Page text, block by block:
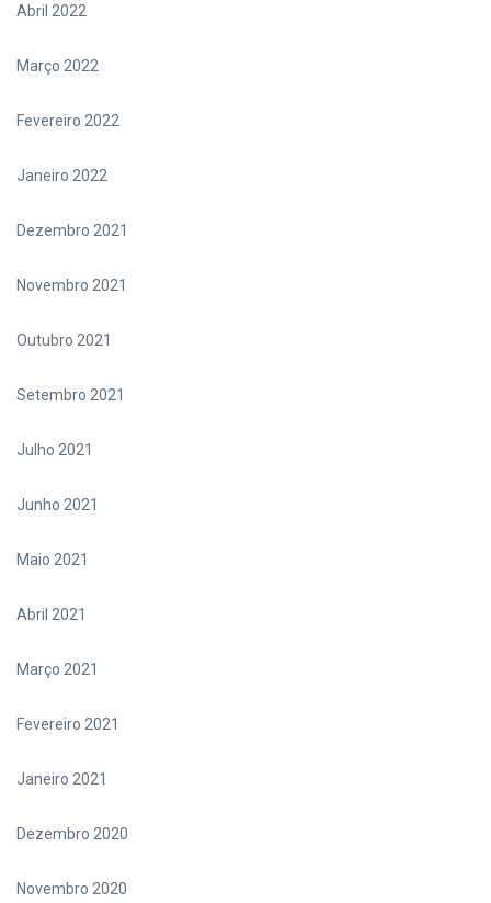
Abril 2022
Março 2022
Fevereiro 2022
Janeiro 2022
Dezembro 2021
Novembro 2021
Outubro 2021
Setembro 2021
Julho 2021
Junho 2021
Maio 2021
Abril 2021
Março 2021
Fevereiro 2021
Janeiro 2021
Dezembro 2020
Novembro 2020